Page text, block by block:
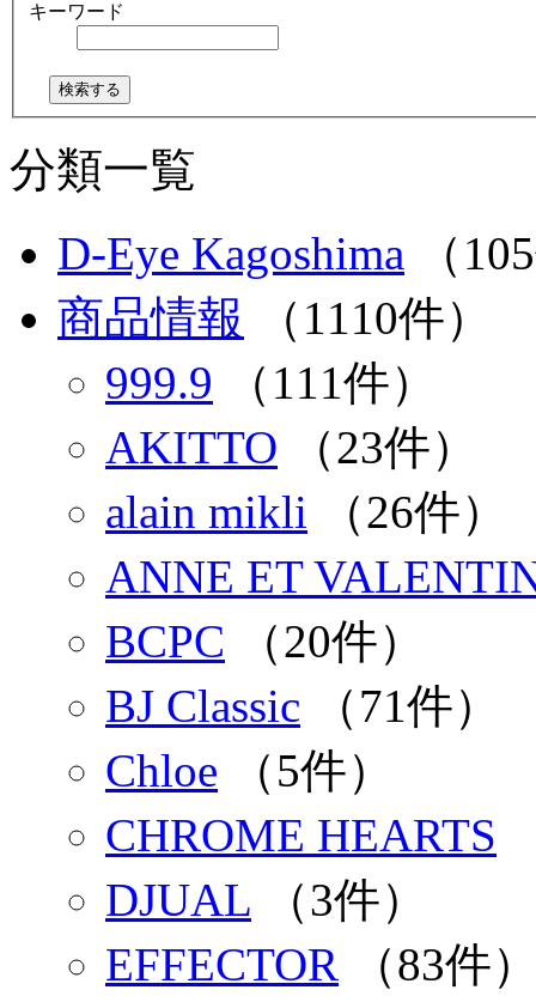
キーワード
分類一覧
D-Eye Kagoshima （
商品情報 （1110件）
999.9 （111件）
AKITTO （23件）
alain mikli （26件）
ANNE ET
BCPC （20件）
BJ Classic （71件）
Chloe （5件）
CHROME HEARTS
DJUAL （3件）
EFFECTOR （83件